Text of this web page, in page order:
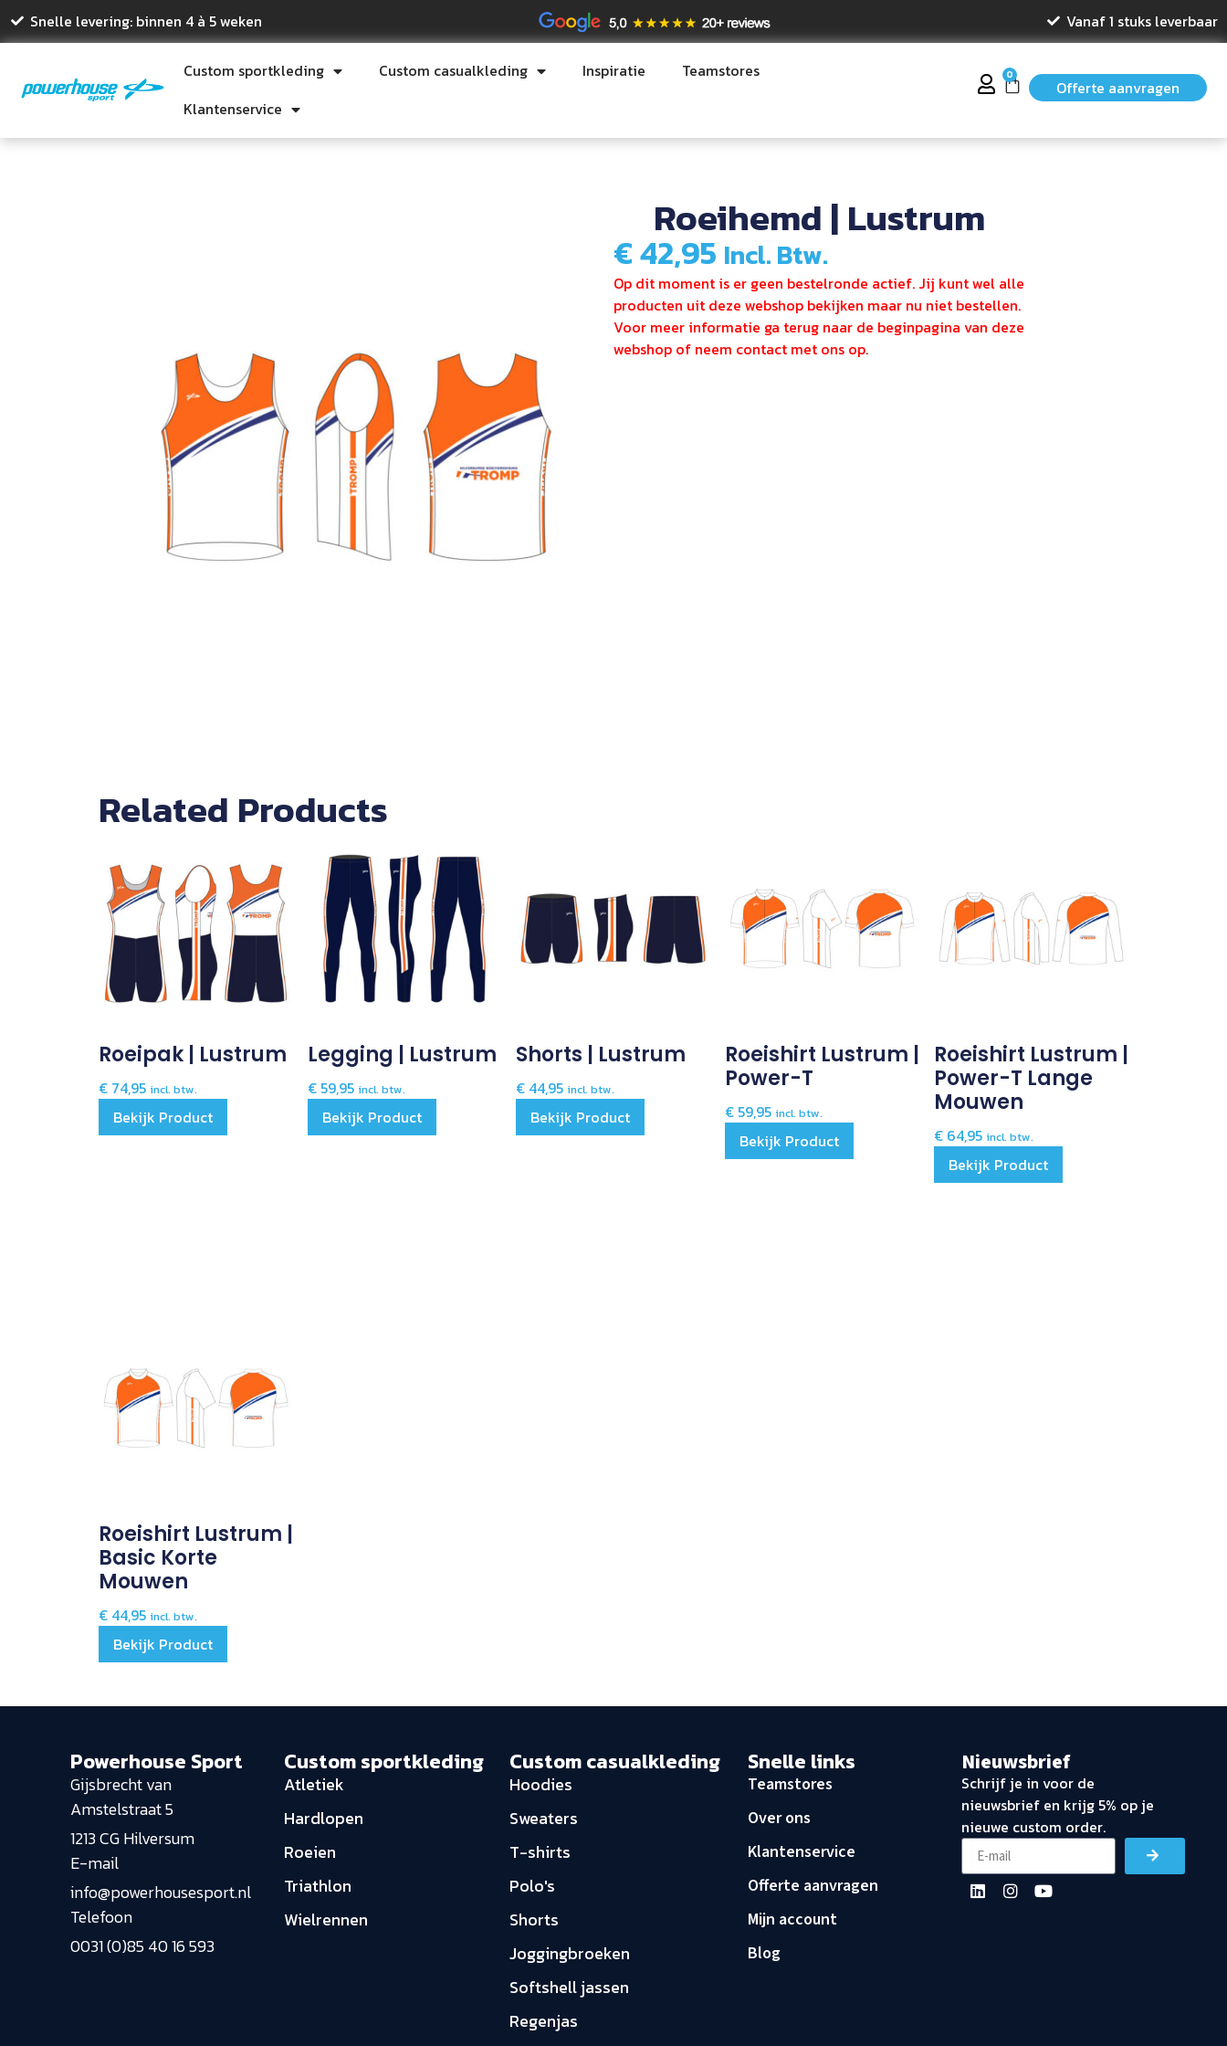
Snelle levering: binnen 4 à 5 weken Vanaf 1 stuks leverbaar
Custom sportkleding Custom casualkleding Inspiratie
Teamstores
Klantenservice
0
Offerte aanvragen
Roeihemd | Lustrum
€42,95 Incl. Btw.
Op dit moment is er geen bestelronde actief. Jij kunt wel alle
producten uit deze webshop bekijken maar nu niet bestellen.
Voor meer informatie ga terug naar de beginpagina van deze
webshop of neem contact met ons op.
Related Products
Roeipak | Lustrum
€74,95 incl. btw.
Bekijk Product
Legging | Lustrum
€59,95 incl. btw.
Bekijk Product
Shorts | Lustrum
€ 44,95 incl. btw.
Bekijk Product
Roeishirt Lustrum |
Power-T
€ 59,95 incl. btw.
Bekijk Product
Roeishirt Lustrum |
Power-T Lange
Mouwen
€ 64,95 incl. btw.
Bekijk Product
Roeishirt Lustrum |
Basic Korte
Mouwen
€44,95 incl. btw.
Bekijk Product
Powerhouse Sport
Gijsbrecht van
Amstelstraat 5
1213 CG Hilversum
E-mail
info@powerhousesport.nl
Telefoon
0031 (0)85 40 16 593
Custom sportkleding
Atletiek
Hardlopen
Roeien
Triathlon
Wielrennen
Custom casualkleding
Hoodies
Sweaters
T-shirts
Polo's
Shorts
Joggingbroeken
Softshell jassen
Regenjas
Snelle links
Teamstores
Over ons
Klantenservice
Offerte aanvragen
Mijn account
Blog
Nieuwsbrief
Schrijf je in voor de
nieuwsbrief en krijg 5% op je
nieuwe custom order.